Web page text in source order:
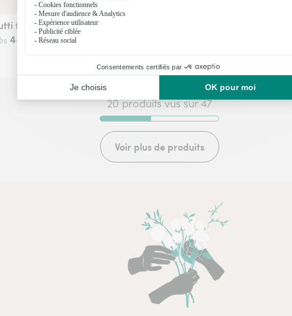
toute commande passée avant 17h) ou à la date de votre choix.
Dès aujourd'hui
Livraison dès aujourd'hui (pour toute commande
frutti
44,95€
Tournesols et son
20 produits vus sur 47
Voir plus de produits